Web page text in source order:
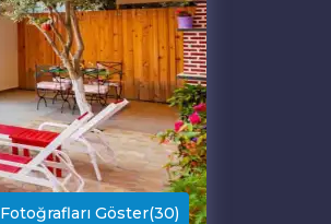
Fotoğrafları Göster(30)